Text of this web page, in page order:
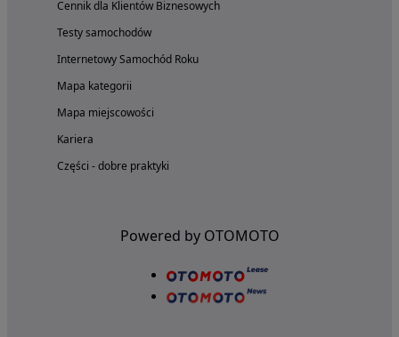
Cennik dla Klientów Biznesowych
Testy samochodów
Internetowy Samochód Roku
Mapa kategorii
Mapa miejscowości
Kariera
Części - dobre praktyki
Powered by OTOMOTO